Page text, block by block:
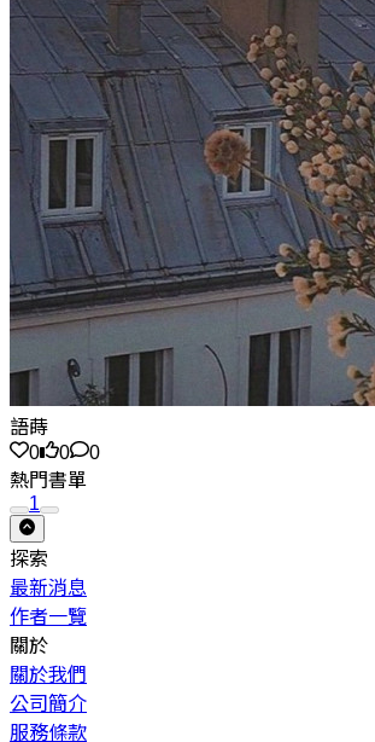
語蒔
0
0
0
熱門書單
1
探索
最新消息
作者一覽
關於
關於我們
公司簡介
服務條款